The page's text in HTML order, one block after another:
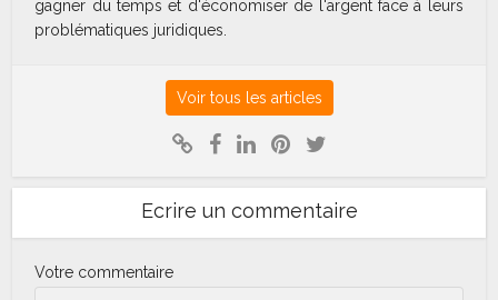
gagner du temps et d'économiser de l'argent face à leurs
problématiques juridiques.
Voir tous les articles
Ecrire un commentaire
Votre commentaire